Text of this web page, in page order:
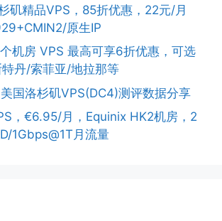
矶精品VPS，85折优惠，22元/月
原生IP
机房 VPS 最高可享6折优惠，可选
丹/索菲亚/地拉那等
国洛杉矶VPS(DC4)测评数据分享
，€6.95/月，Equinix HK2机房，2
1Gbps@1T月流量